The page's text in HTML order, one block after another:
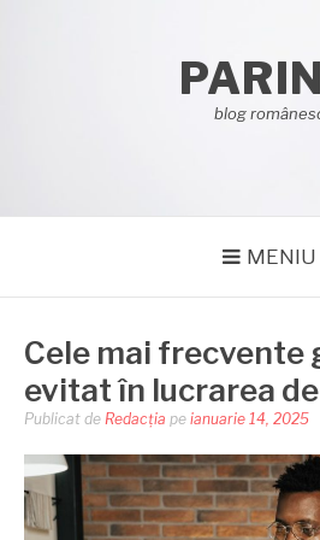
blog
MENIU
Cele mai frecvente
evitat în lucrarea
Publicat de Redacția pe ianuarie 14, 2025